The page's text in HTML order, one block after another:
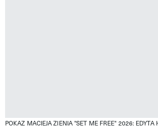
POKAZ MACIEJA ZIENIA "SET ME FREE" 2026: EDYTA